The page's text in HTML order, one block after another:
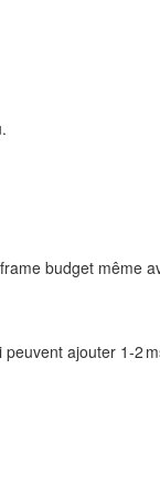
budget même
ajouter 1‑2